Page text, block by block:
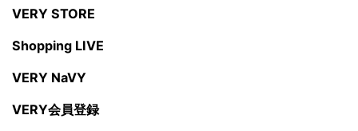
VERY STORE
Shopping LIVE
VERY NaVY
VERY会員登録